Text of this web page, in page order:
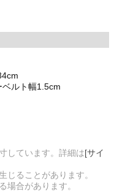
ルト幅1.5cm
しています。詳細は[サイ
じることがあります。
場合があります。